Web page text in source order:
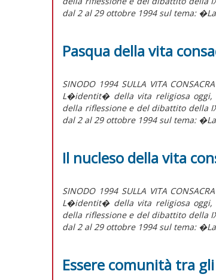
dal 2 al 29 ottobre 1994 sul tema:
Pasqua della vita
SINODO 1994 SULLA VITA
L�identit� della vita religiosa
della riflessione e del dibattito della
dal 2 al 29 ottobre 1994 sul tema:
Il nucleso della vita
SINODO 1994 SULLA VITA
L�identit� della vita religiosa
della riflessione e del dibattito della
dal 2 al 29 ottobre 1994 sul tema:
Essere comunità tra